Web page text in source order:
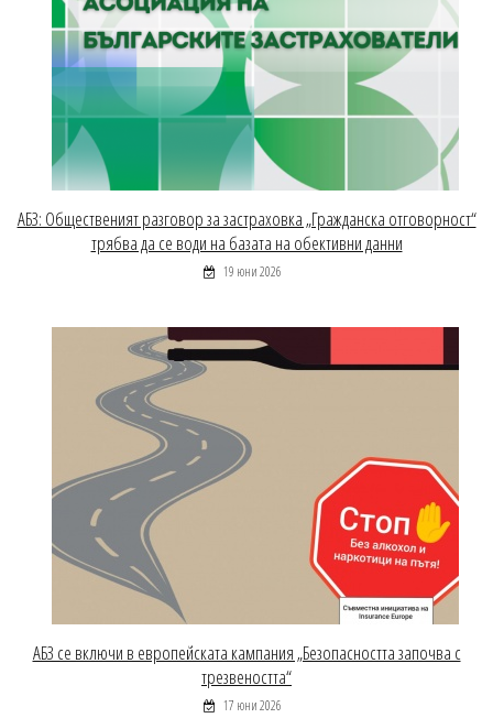
АБЗ: Общественият разговор за застраховка „Гражданска отговорност“
трябва да се води на базата на обективни данни
19 юни 2026
АБЗ се включи в европейската кампания „Безопасността започва с
трезвеността“
17 юни 2026